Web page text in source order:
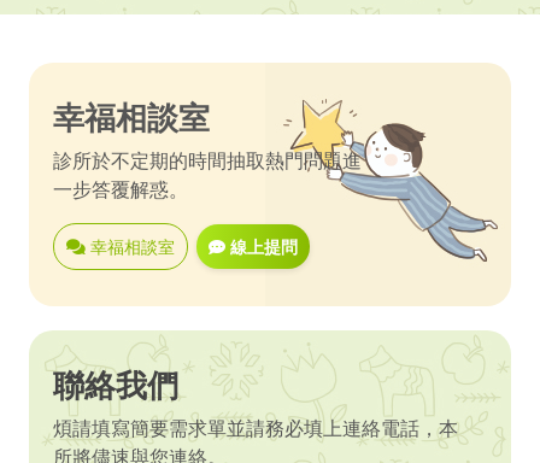
幸福相談室
診所於不定期的時間抽取熱門問題進
一步答覆解惑。
幸福相談室 線上提問
聯絡我們
煩請填寫簡要需求單並請務必填上連絡電話，本
所將儘速與您連絡。